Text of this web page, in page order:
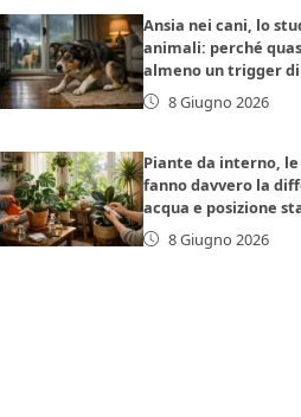
Ansia nei cani, lo
animali: perché
almeno un trigger
8 Giugno 2026
Piante da interno, le
fanno davvero la
acqua e posizione
8 Giugno 2026